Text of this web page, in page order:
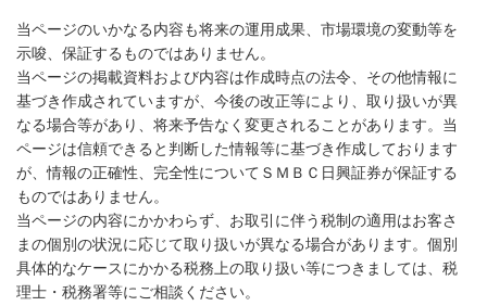
当ページのいかなる内容も将来の運用成果、市場環境の変動等を
示唆、保証するものではありません。
当ページの掲載資料および内容は作成時点の法令、その他情報に
基づき作成されていますが、今後の改正等により、取り扱いが異
なる場合等があり、将来予告なく変更されることがあります。当
ページは信頼できると判断した情報等に基づき作成しております
が、情報の正確性、完全性についてＳＭＢＣ日興証券が保証する
ものではありません。
当ページの内容にかかわらず、お取引に伴う税制の適用はお客さ
まの個別の状況に応じて取り扱いが異なる場合があります。個別
具体的なケースにかかる税務上の取り扱い等につきましては、税
理士・税務署等にご相談ください。